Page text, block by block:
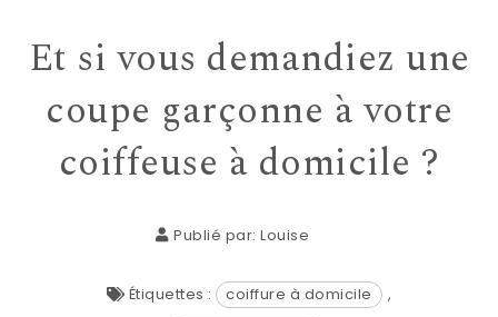
Et si vous demandiez une
coupe garçonne à votre
coiffeuse à domicile ?
Publié par:Louise
Étiquettes : coiffure à domicile
,